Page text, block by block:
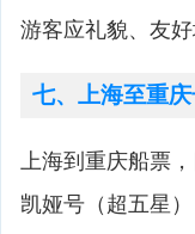
游客应礼貌、友
七、上海至重
上海到重庆船票
凯娅号（超五星